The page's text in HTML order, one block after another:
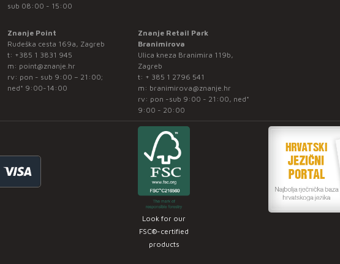
sub 08:00 - 15:00
Znanje Point
Rudeška cesta 169a, Zagreb
t: +385 1 3831 945
m: point@znanje.hr
rv: pon - sub 9:00 – 21:00;
ned* 9:00-14:00
Znanje Retail Park
Branimirova
Ulica kneza Branimira 119b,
Zagreb
t: + 385 1 2796 541
m: branimirova@znanje.hr
rv: pon -sub 9:00 - 21:00, ned*
9:00 - 20:00
Look for our
FSC®-certified
products